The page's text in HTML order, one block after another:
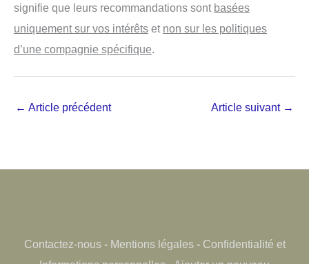
signifie que leurs recommandations sont basées
uniquement sur vos intérêts et non sur les politiques
d’une compagnie spécifique
← Article précédent Article suivant →
Contactez-nous- Mentions légales- Confidentialité et